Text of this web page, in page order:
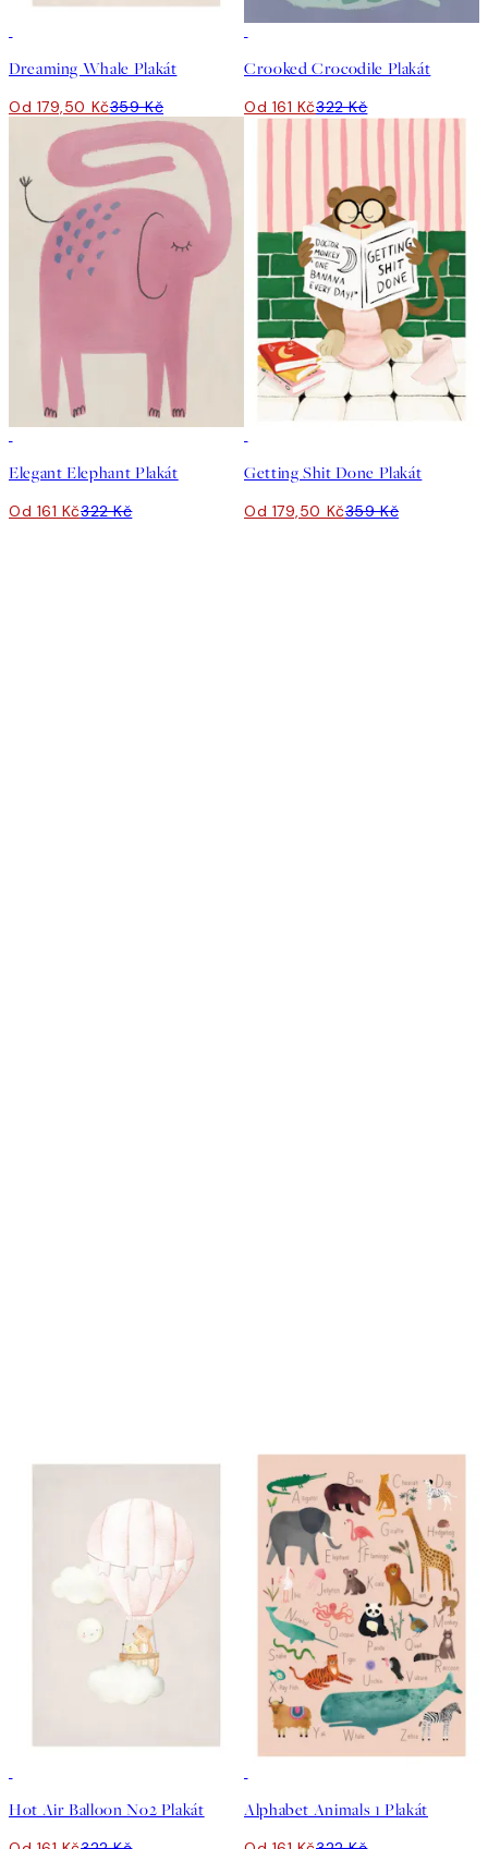
Dreaming Whale Plakát
Od 179,50 Kč359 Kč
Crooked Crocodile Plakát
Od 161 Kč322 Kč
Elegant Elephant Plakát
Od 161 Kč322 Kč
Getting Shit Done Plakát
Od 179,50 Kč359 Kč
Hot Air Balloon No2 Plakát Alphabet Animals 1 Plakát